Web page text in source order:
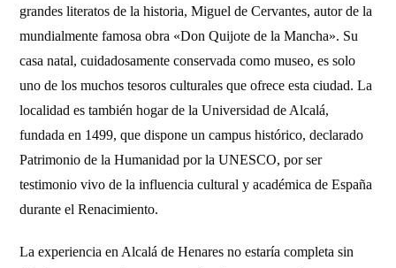
grandes literatos de la historia, Miguel de Cervantes, autor de la
mundialmente famosa obra «Don Quijote de la Mancha». Su
casa natal, cuidadosamente conservada como museo, es solo
uno de los muchos tesoros culturales que ofrece esta ciudad. La
localidad es también hogar de la Universidad de Alcalá,
fundada en 1499, que dispone un campus histórico, declarado
Patrimonio de la Humanidad por la UNESCO, por ser
testimonio vivo de la influencia cultural y académica de España
durante el Renacimiento.
La experiencia en Alcalá de Henares no estaría completa sin